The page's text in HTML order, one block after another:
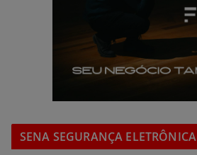
SENA SEGURANÇA ELETRÔNICA